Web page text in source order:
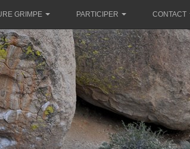
GRIMPE PARTICIPER CONTACT